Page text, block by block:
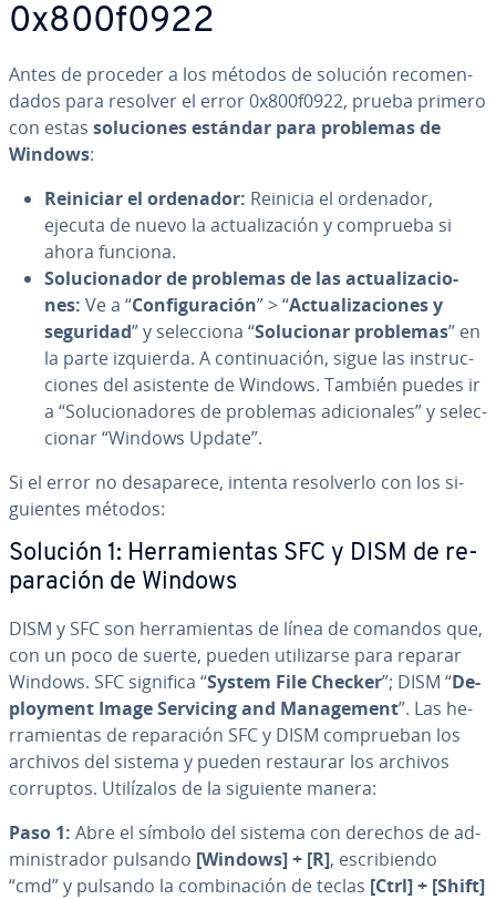
0x800f0922
Antes de proceder a los métodos de solución re­co­me­n­
da­dos para resolver el error 0x800f0922, prueba primero
con estas so­lu­cio­nes estándar para problemas de
Windows:
Reiniciar el ordenador: Reinicia el ordenador,
ejecuta de nuevo la ac­tua­li­za­ción y comprueba si
ahora funciona.
So­lu­cio­na­dor de problemas de las ac­tua­li­za­cio­
nes: Ve a “Co­n­fi­gu­ra­ción” > “Ac­tua­li­za­cio­nes y
seguridad” y se­le­c­cio­na “So­lu­cio­nar problemas” en
la parte izquierda. A co­n­ti­nua­ción, sigue las in­s­tru­c­
cio­nes del asistente de Windows. También puedes ir
a “So­lu­cio­na­do­res de problemas adi­cio­na­les” y se­le­c­
cio­nar “Windows Update”.
Si el error no des­apa­re­ce, intenta re­so­l­ve­r­lo con los si­
guie­n­tes métodos:
Solución 1: He­rra­mie­n­tas SFC y DISM de re­
pa­ra­ción de Windows
DISM y SFC son he­rra­mie­n­tas de línea de comandos que,
con un poco de suerte, pueden uti­li­zar­se para reparar
Windows. SFC significa “System File Checker”; DISM “De­
plo­y­me­nt Image Servicing and Ma­na­ge­me­nt”. Las he­
rra­mie­n­tas de re­pa­ra­ción SFC y DISM co­m­prue­ban los
archivos del sistema y pueden restaurar los archivos
corruptos. Uti­lí­za­los de la siguiente manera:
Paso 1: Abre el símbolo del sistema con derechos de ad­
mi­ni­s­tra­dor pulsando [Windows] + [R], es­cri­bie­n­do
“cmd” y pulsando la co­m­bi­na­ción de teclas [Ctrl] + [Shift]